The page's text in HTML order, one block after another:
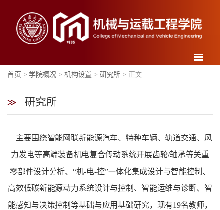
首页 > 学院概况 > 机构设置 > 研究所 > 正文
研究所
院
概
况
主要围绕智能网联新能源汽车、特种车辆、轨道交通、风
力发电等高端装备机电复合传动系统开展齿轮/轴承等关重
零部件设计分析、“机-电-控”一体化集成设计与智能控制、
高效低碳新能源动力系统设计与控制、智能运维与诊断、智
能感知与决策控制等基础与应用基础研究，现有19名教师，